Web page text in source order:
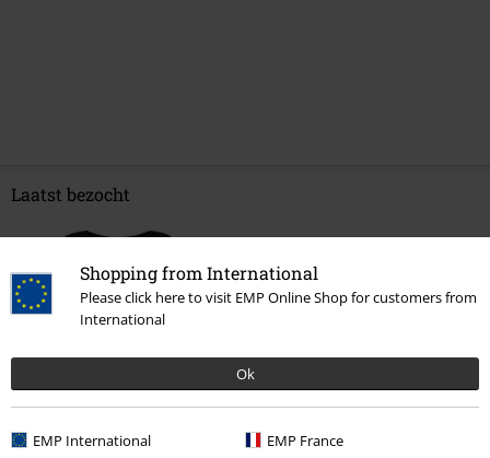
Shopping from International
Please click here to visit EMP Online Shop for customers from
International
Ok
EMP International EMP France
Laatst bezocht
Vanaf€ 29,99